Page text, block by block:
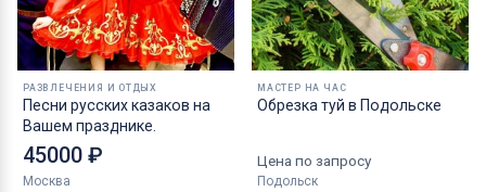
РАЗВЛЕЧЕНИЯ И ОТДЫХ
Песни русских казаков на
Вашем празднике.
45000 ₽
Москва
МАСТЕР НА ЧАС
Обрезка туй в Подольске
Цена по запросу
Подольск